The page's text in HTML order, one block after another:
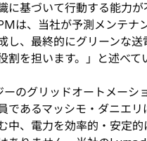
に基づいて行動する能力が
は、当社が予測メンテナ
し、最終的にグリーンな
割を担います。」と述べて
ーのグリッドオートメーシ
であるマッシモ・ダニエ
中、電力を効率的・安定